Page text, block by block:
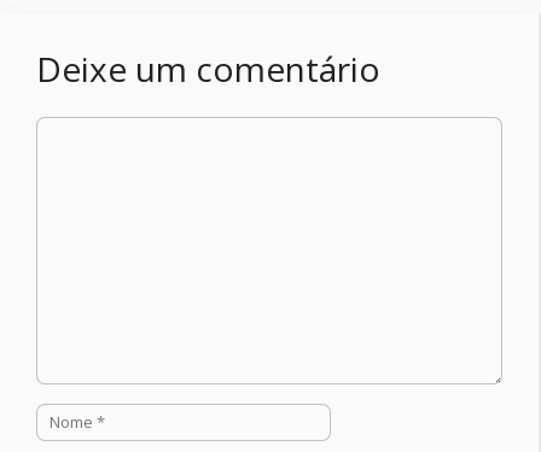
Deixe um comentário
Comentário
Nome